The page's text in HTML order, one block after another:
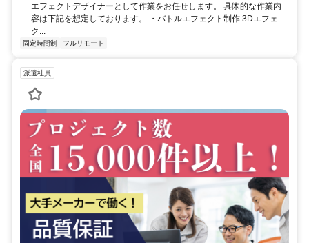
エフェクトデザイナーとして作業をお任せします。 具体的な作業内
容は下記を想定しております。 ・バトルエフェクト制作 3Dエフェ
ク...
固定時間制 フルリモート
派遣社員